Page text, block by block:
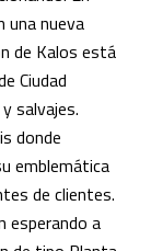
una nueva
de Kalos está
Ciudad
salvajes.
donde
emblemática
de clientes.
esperando a